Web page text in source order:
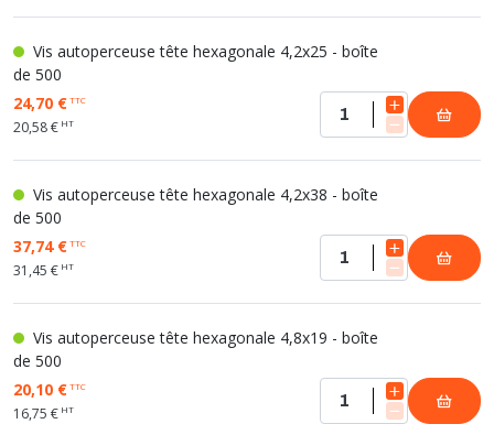
Vis autoperceuse tête hexagonale 4,2x25 - boîte
de 500
24,70 €TTC
20,58 € HT
Vis autoperceuse tête hexagonale 4,2x38 - boîte
de 500
37,74 €TTC
31,45 € HT
Vis autoperceuse tête hexagonale 4,8x19 - boîte
de 500
20,10 €TTC
16,75 € HT